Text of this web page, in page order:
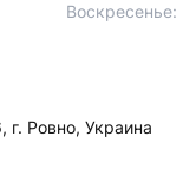
г. Ровно, Украина